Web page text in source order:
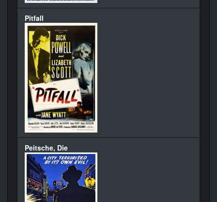
Pitfall
Peitsche, Die